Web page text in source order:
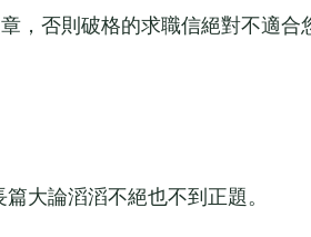
，否則破格的求職信絕對不適合
論滔滔不絕也不到正題。